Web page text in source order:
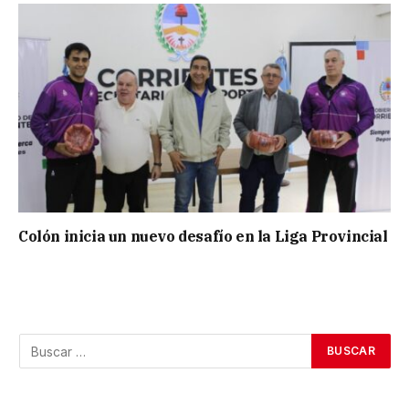
Colón inicia un nuevo desafío en la Liga Provincial